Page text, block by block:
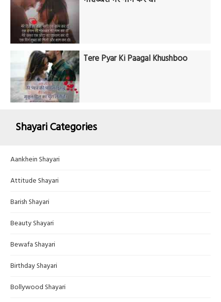
Tere Pyar Ki Paagal Khushboo
Shayari Categories
Aankhein Shayari
Attitude Shayari
Barish Shayari
Beauty Shayari
Bewafa Shayari
Birthday Shayari
Bollywood Shayari